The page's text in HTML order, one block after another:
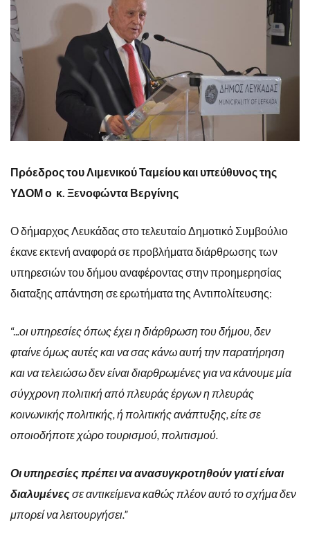
Πρόεδρος του Λιμενικού Ταμείου και υπεύθυνος της
ΥΔΟΜ ο κ. Ξενοφώντα Βεργίνης
Ο δήμαρχος Λευκάδας στο τελευταίο Δημοτικό Συμβούλιο
έκανε εκτενή αναφορά σε προβλήματα διάρθρωσης των
υπηρεσιών του δήμου αναφέροντας στην προημερησίας
διαταξης απάντηση σε ερωτήματα της Αντιπολίτευσης:
“...οι υπηρεσίες όπως έχει η διάρθρωση του δήμου, δεν
φταίνε όμως αυτές και να σας κάνω αυτή την παρατήρηση
και να τελειώσω δεν είναι διαρθρωμένες για να κάνουμε μία
σύγχρονη πολιτική από πλευράς έργων η πλευράς
κοινωνικής πολιτικής, ή πολιτικής ανάπτυξης, είτε σε
οποιοδήποτε χώρο τουρισμού, πολιτισμού.
Οι υπηρεσίες πρέπει να ανασυγκροτηθούν γιατί είναι
διαλυμένεςσε αντικείμενα καθώς πλέον αυτό το σχήμα δεν
μπορεί να λειτουργήσει.”